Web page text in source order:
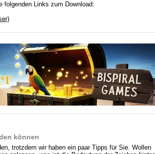
folgenden Links zum Download:
können
trotzdem wir haben ein paar Tipps für Sie. Wollen